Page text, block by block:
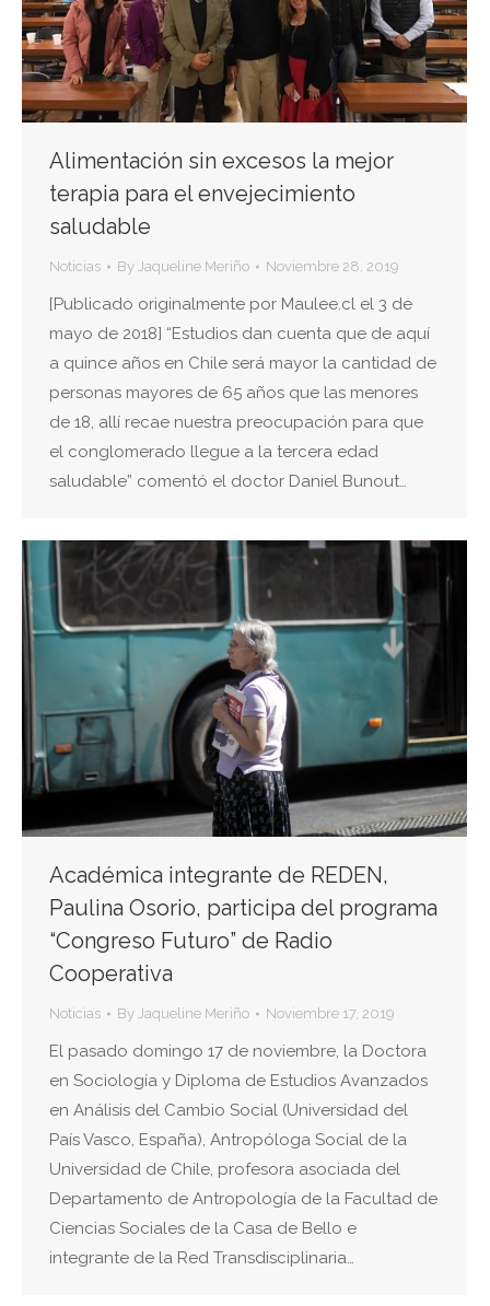
Alimentación sin excesos la mejor
terapia para el envejecimiento
saludable
Noticias By Jaqueline Meriño Noviembre 28, 2019
[Publicado originalmente por Maulee.cl el 3 de
mayo de 2018] “Estudios dan cuenta que de aquí
a quince años en Chile será mayor la cantidad de
personas mayores de 65 años que las menores
de 18, allí recae nuestra preocupación para que
el conglomerado llegue a la tercera edad
saludable” comentó el doctor Daniel Bunout…
Académica integrante de REDEN,
Paulina Osorio, participa del programa
“Congreso Futuro” de Radio
Cooperativa
Noticias By Jaqueline Meriño Noviembre 17, 2019
El pasado domingo 17 de noviembre, la Doctora
en Sociología y Diploma de Estudios Avanzados
en Análisis del Cambio Social (Universidad del
País Vasco, España), Antropóloga Social de la
Universidad de Chile, profesora asociada del
Departamento de Antropología de la Facultad de
Ciencias Sociales de la Casa de Bello e
integrante de la Red Transdisciplinaria…